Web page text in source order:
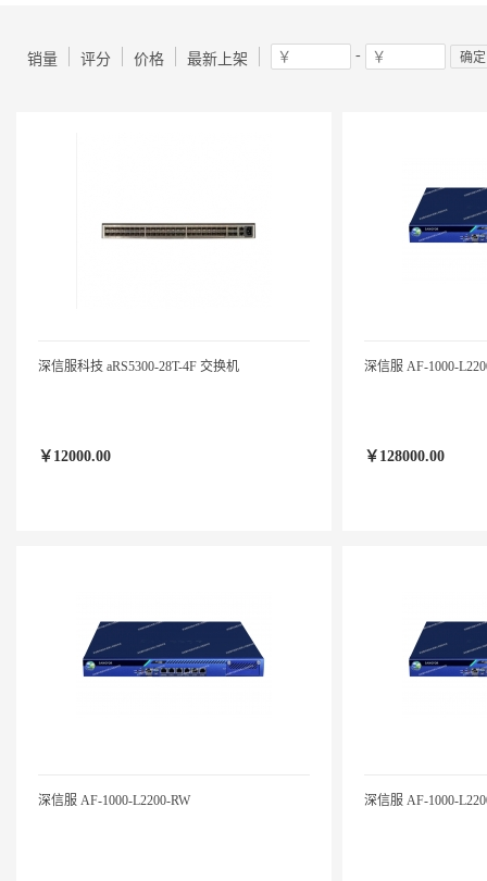
销量 评分 价格 最新上架 - 确定
深信服科技 aRS5300-28T-4F 交换机
￥12000.00
深信服 AF-1000-
￥128000.00
深信服 AF-1000-L2200-RW 深信服 AF-1000-